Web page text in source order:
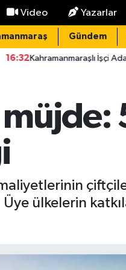
Video Yazarlar
Gündem
İşçi Adana’daki
ülkelerin